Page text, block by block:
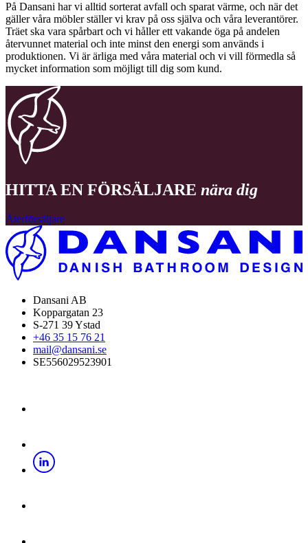
På Dansani har vi alltid sorterat avfall och sparat värme, och när det
gäller våra möbler ställer vi krav på oss själva och våra leverantörer.
Träet ska vara spårbart och vi håller ett vakande öga på andelen
återvunnet material och inte minst den energi som används i
produktionen. Vi är ärliga med våra material och vi vill förmedla så
mycket information som möjligt till dig som kund.
HITTA EN FÖRSÄLJARE nära dig
Återförsäljare
Dansani AB
Koppargatan 23
S-271 39 Ystad
+46 35 15 76 21
mail@dansani.se
SE556029523901